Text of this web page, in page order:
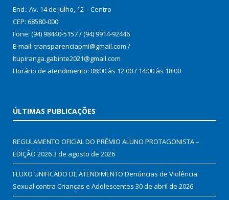
End.: Av. 14 de julho, 12 – Centro
CEP: 68580-000
Fone: (94) 98440-5157 / (94) 9914-92446
E-mail: transparenciapmi@gmail.com /
Itupiranga.gabinte2021@gmail.com
Horário de atendimento: 08:00 às 12:00 / 14:00 às 18:00
ÚLTIMAS PUBLICAÇÕES
REGULAMENTO OFICIAL DO PRÊMIO ALUNO PROTAGONISTA –
EDIÇÃO 20263 de agosto de 2026
FLUXO UNIFICADO DE ATENDIMENTO Denúncias de Violência
Sexual contra Crianças e Adolescentes 30 de abril de 2026